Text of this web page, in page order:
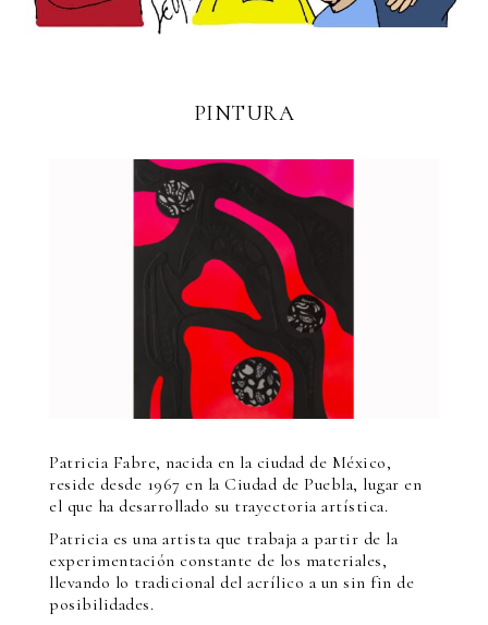
PINTURA
Patricia Fabre, nacida en la ciudad de México,
reside desde 1967 en la Ciudad de Puebla, lugar en
el que ha desarrollado su trayectoria artística.
Patricia es una artista que trabaja a partir de la
experimentación constante de los materiales,
llevando lo tradicional del acrílico a un sin fin de
posibilidades.